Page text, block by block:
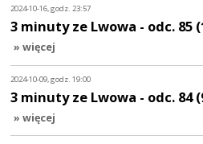
2024-10-16, godz. 23:57
3 minuty ze Lwowa - odc. 85
» więcej
2024-10-09, godz. 19:00
3 minuty ze Lwowa - odc. 84
» więcej